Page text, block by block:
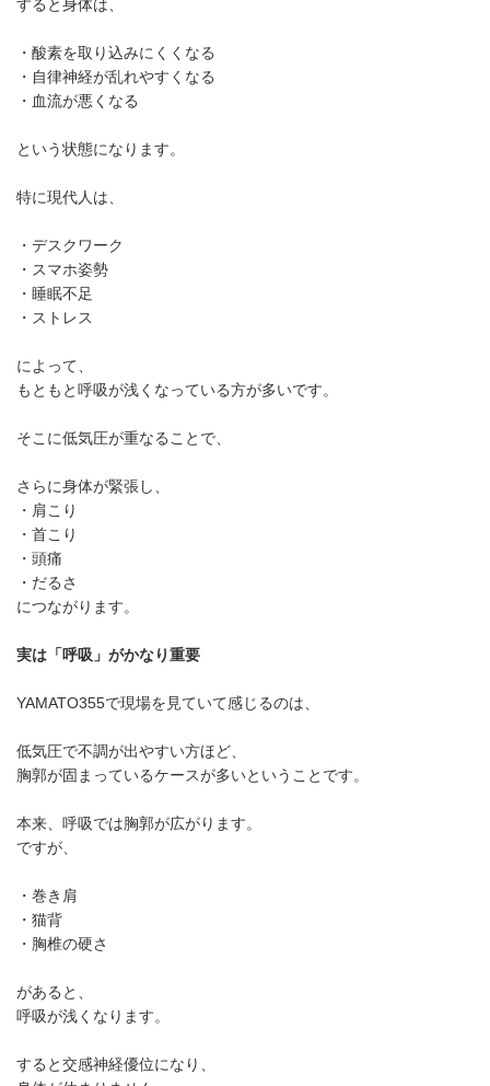
すると身体は、
・酸素を取り込みにくくなる
・自律神経が乱れやすくなる
・血流が悪くなる
という状態になります。
特に現代人は、
・デスクワーク
・スマホ姿勢
・睡眠不足
・ストレス
によって、
もともと呼吸が浅くなっている方が多いです。
そこに低気圧が重なることで、
さらに身体が緊張し、
・肩こり
・首こり
・頭痛
・だるさ
につながります。
実は「呼吸」がかなり重要
YAMATO355で現場を見ていて感じるのは、
低気圧で不調が出やすい方ほど、
胸郭が固まっているケースが多いということです。
本来、呼吸では胸郭が広がります。
ですが、
・巻き肩
・猫背
・胸椎の硬さ
があると、
呼吸が浅くなります。
すると交感神経優位になり、